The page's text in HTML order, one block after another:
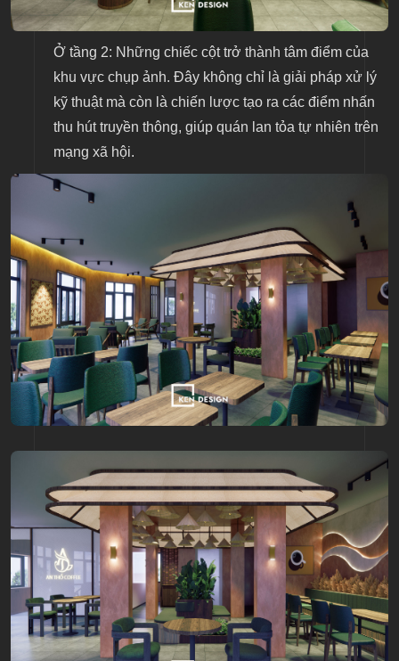
Ở tầng 2: Những chiếc cột trở thành tâm điểm của
khu vực chụp ảnh. Đây không chỉ là giải pháp xử lý
kỹ thuật mà còn là chiến lược tạo ra các điểm nhấn
thu hút truyền thông, giúp quán lan tỏa tự nhiên trên
mạng xã hội.